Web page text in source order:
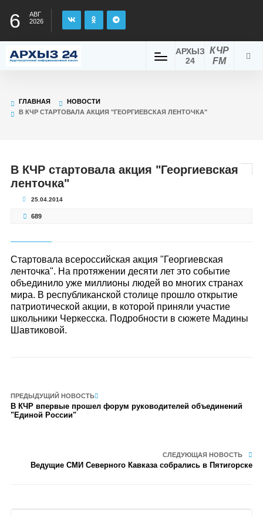
6
АВГ
2026
КЧР
FM
АРХЫЗ
24
ГЛАВНАЯ
НОВОСТИ
В КЧР СТАРТОВАЛА АКЦИЯ "ГЕОРГИЕВСКАЯ ЛЕНТОЧКА"
В КЧР стартовала акция "Георгиевская
ленточка"
25.04.2014
689
Стартовала всероссийская акция "Георгиевская
ленточка". На протяжении десяти лет это событие
объединило уже миллионы людей во многих странах
мира. В республиканской столице прошло открытие
патриотической акции, в которой приняли участие
школьники Черкесска. Подробности в сюжете Мадины
Шавтиковой.
ПРЕДЫДУЩИЙ НОВОСТЬ
В КЧР впервые прошел форум руководителей объединений
"Единой России"
СЛЕДУЮЩАЯ НОВОСТЬ
Ведущие СМИ Северного Кавказа собрались в Пятигорске